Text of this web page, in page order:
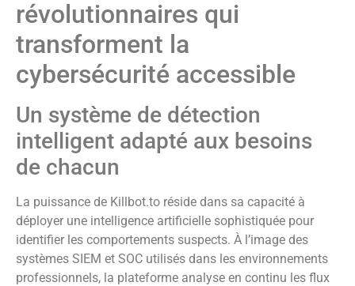
révolutionnaires qui
transforment la
cybersécurité accessible
Un système de détection
intelligent adapté aux besoins
de chacun
La puissance de Killbot.to réside dans sa capacité à
déployer une intelligence artificielle sophistiquée pour
identifier les comportements suspects. À l’image des
systèmes SIEM et SOC utilisés dans les environnements
professionnels, la plateforme analyse en continu les flux